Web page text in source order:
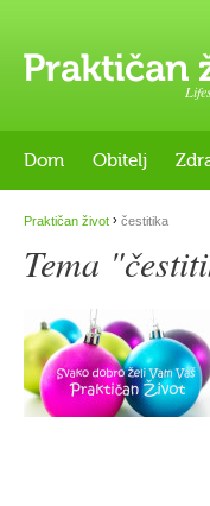
Dom Obitelj
Praktičan život › čestitika
Tema